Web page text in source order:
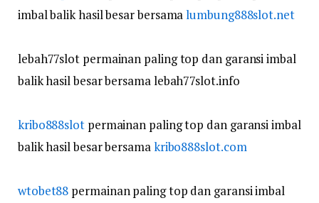
imbal balik hasil besar bersamalumbung888slot.net
lebah77slot permainan paling top dan garansi imbal
balik hasil besar bersama lebah77slot.info
kribo888slotpermainan paling top dan garansi imbal
balik hasil besar bersama kribo888slot.com
wtobet88 permainan paling top dan garansi imbal